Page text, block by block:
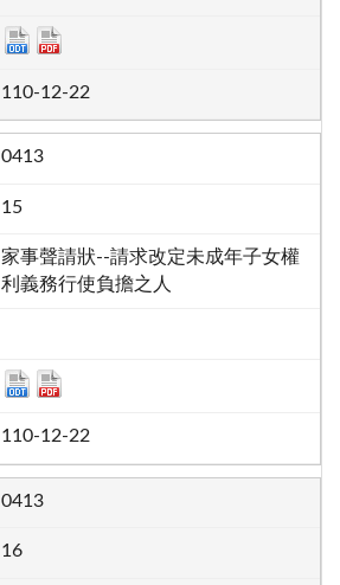
110-12-22
0413
15
家事聲請狀--請求改定未成年子女權
利義務行使負擔之人
110-12-22
0413
16